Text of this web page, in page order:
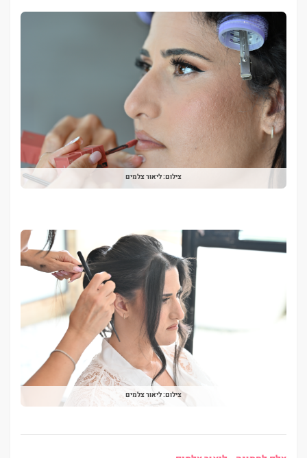
צילום: ליאור צלמים
צילום: ליאור צלמים